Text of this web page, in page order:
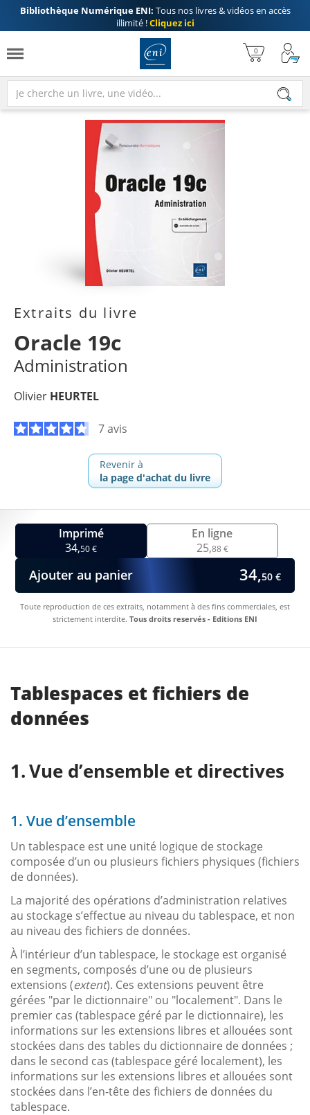
Bibliothèque Numérique ENI: Tous nos livres & vidéos en accès
illimité !Cliquez ici
Extraits du livre
Oracle 19c
Administration
Olivier HEURTEL
7 avis
Revenir à
la page d'achat du livre
Imprimé
34,50 €
En ligne
25,88 €
Ajouter au panier 34,50 €
Toute reproduction de ces extraits, notamment à des fins commerciales, est
strictement interdite. Tous droits reservés - Editions ENI
Tablespaces et fichiers de
données
Vue d’ensemble et directives
1. Vue d’ensemble
Un tablespace est une unité logique de stockage
composée d’un ou plusieurs fichiers physiques (fichiers
de données).
La majorité des opérations d’administration relatives
au stockage s’effectue au niveau du tablespace, et non
au niveau des fichiers de données.
À l’intérieur d’un tablespace, le stockage est organisé
en segments, composés d’une ou de plusieurs
extensions (extent). Ces extensions peuvent être
gérées "par le dictionnaire" ou "localement". Dans le
premier cas (tablespace géré par le dictionnaire), les
informations sur les extensions libres et allouées sont
stockées dans des tables du dictionnaire de données ;
dans le second cas (tablespace géré localement), les
informations sur les extensions libres et allouées sont
stockées dans l’en-tête des fichiers de données du
tablespace.